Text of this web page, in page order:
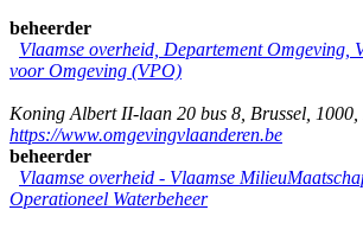
beheerder
Vlaamse overheid, Departement Omgeving,
voor Omgeving (VPO)
Koning Albert II-laan 20 bus 8 Brussel 1000
https://www.omgevingvlaanderen.be
beheerder
Vlaamse overheid - Vlaamse
Operationeel Waterbeheer